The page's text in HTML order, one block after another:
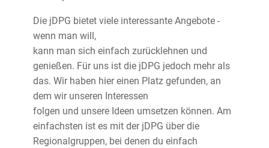
Die jDPG bietet viele interessante Angebote -
wenn man will,
kann man sich einfach zurücklehnen und
genießen. Für uns ist die jDPG jedoch mehr als
das. Wir haben hier einen Platz gefunden, an
dem wir unseren Interessen
folgen und unsere Ideen umsetzen können. Am
einfachsten ist es mit der jDPG über die
Regionalgruppen, bei denen du einfach